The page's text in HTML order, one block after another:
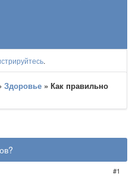
.
Здоровье »Как правильно
1